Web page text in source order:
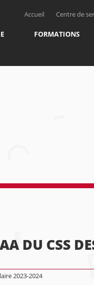
Accueil Centre de
FORMATIONS
DU CSS
2023-2024